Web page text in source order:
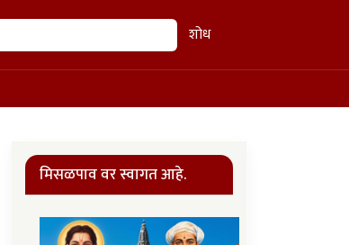
शोध
मिसळपाव वर स्वागत आहे.